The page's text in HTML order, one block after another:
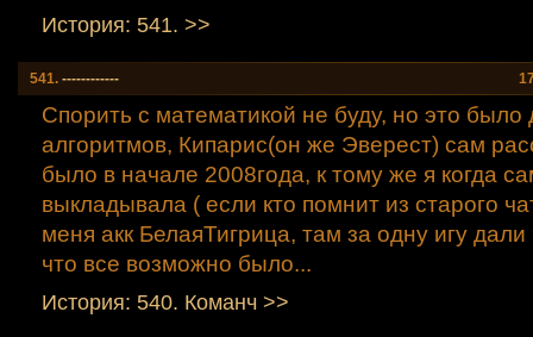
История: 541. >>
541. ------------
Спорить с математикой не буду, но это
алгоритмов, Кипарис(он же Эверест) сам
было в начале 2008года, к тому же я когда
выкладывала ( если кто помнит из старого
меня акк БелаяТигрица, там за одну игу
что все возможно было...
История: 540. Команч >>